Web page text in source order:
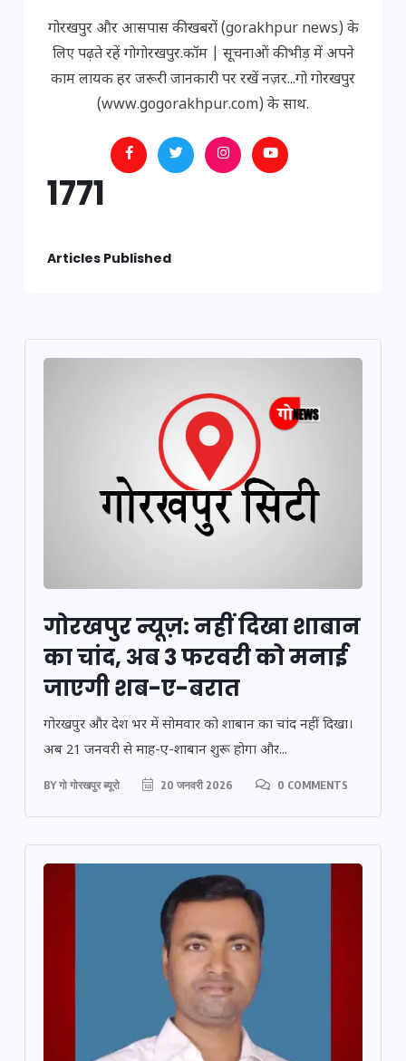
गोरखपुर और आसपास की खबरों (gorakhpur news) के
लिए पढ़ते रहें गोगोरखपुर.कॉम | सूचनाओं की भीड़ में अपने
काम लायक हर जरूरी जानकारी पर रखें नज़र...गो गोरखपुर
(www.gogorakhpur.com) के साथ.
1771
Articles Published
गोरखपुर न्यूज़: नहीं दिखा शाबान
का चांद, अब 3 फरवरी को मनाई
जाएगी शब-ए-बरात
गोरखपुर और देश भर में सोमवार को शाबान का चांद नहीं दिखा।
अब 21 जनवरी से माह-ए-शाबान शुरू होगा और...
BYगो गोरखपुर ब्यूरो 20 जनवरी 2026 0 COMMENTS